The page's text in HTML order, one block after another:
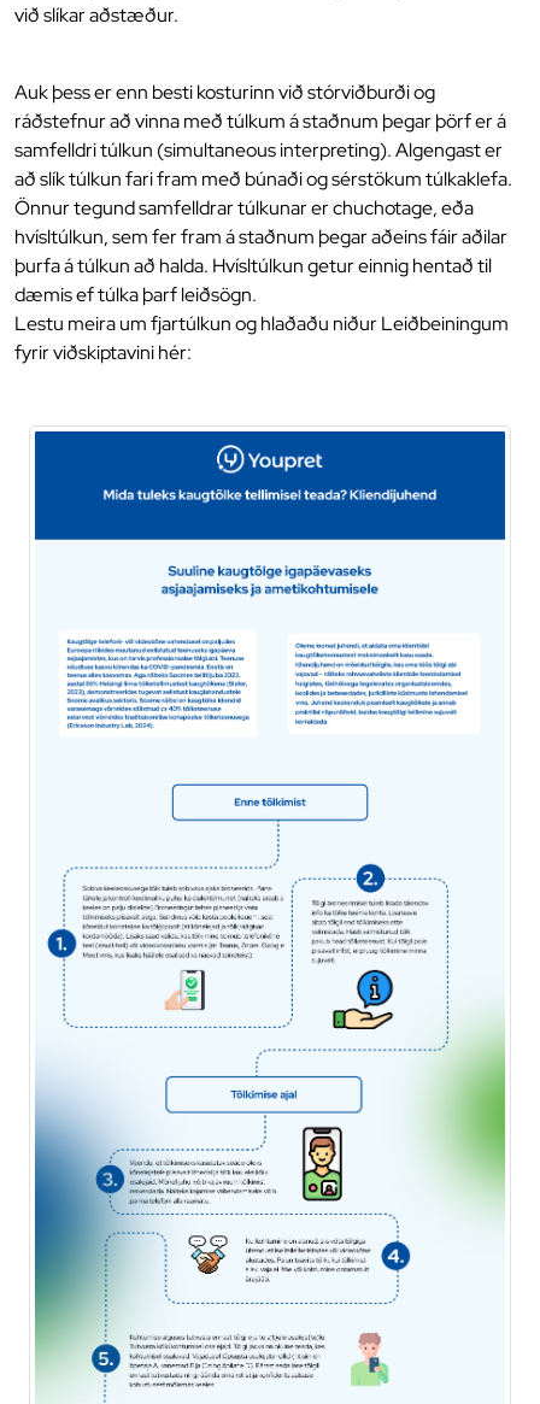
við slíkar aðstæður.
Auk þess er enn besti kosturinn við stórviðburði og
ráðstefnur að vinna með túlkum á staðnum þegar þörf er á
samfelldri túlkun (simultaneous interpreting). Algengast er
að slík túlkun fari fram með búnaði og sérstökum túlka­klefa.
Önnur tegund samfelldrar túlkunar er chuchotage, eða
hvísltúlkun, sem fer fram á staðnum þegar aðeins fáir aðilar
þurfa á túlkun að halda. Hvísltúlkun getur einnig hentað til
dæmis ef túlka þarf leiðsögn.
Lestu meira um fjartúlkun og hlaðaðu niður Leiðbeiningum
fyrir viðskiptavini hér: